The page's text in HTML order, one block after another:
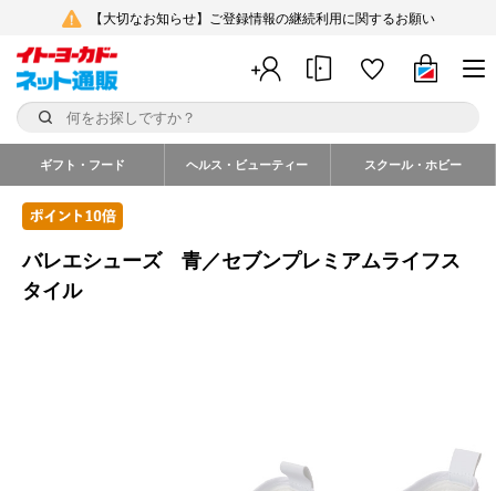
【大切なお知らせ】ご登録情報の継続利用に関するお願い
ギフト・フード ヘルス・ビューティー スクール・ホビー
バレエシューズ 青／セブンプレミアムライフス
タイル